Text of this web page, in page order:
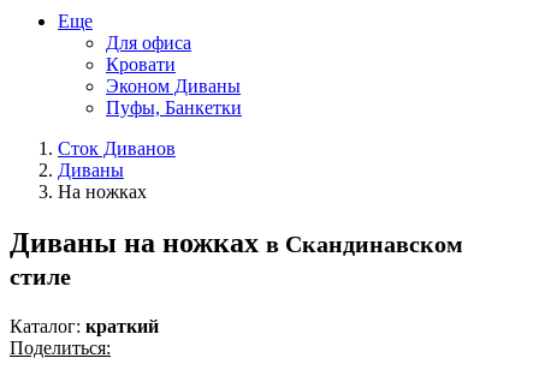
Еще
Для офиса
Кровати
Эконом Диваны
Пуфы, Банкетки
Сток Диванов
Диваны
На ножках
Диваны на ножках в Скандинавском
стиле
Каталог: краткий
Поделиться: